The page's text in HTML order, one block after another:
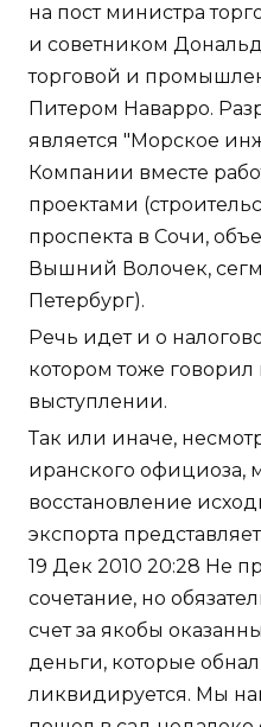
на пост министра
и советником
торговой и
Питером Наварро.
является "Морское
Компании вместе
проектами
проспекта в Сочи,
Вышний Волочек,
Петербург).
Речь идет и о
котором тоже
выступлении.
Так или иначе,
иранского официоза,
восстановление
экспорта
19 Дек 2010 20:28 Не
сочетание, но
счет за якобы
деньги, которые
ликвидируется. Мы